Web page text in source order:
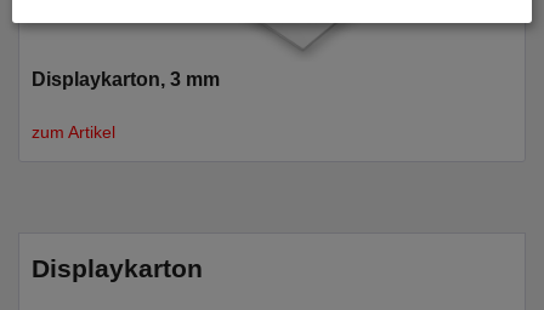
Displaykarton, 3 mm
zum Artikel
Displaykarton